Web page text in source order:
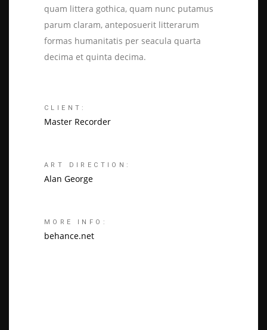
quam littera gothica, quam nunc putamus
parum claram, anteposuerit litterarum
formas humanitatis per seacula quarta
decima et quinta decima.
CLIENT:
Master Recorder
ART DIRECTION:
Alan George
MORE INFO:
behance.net